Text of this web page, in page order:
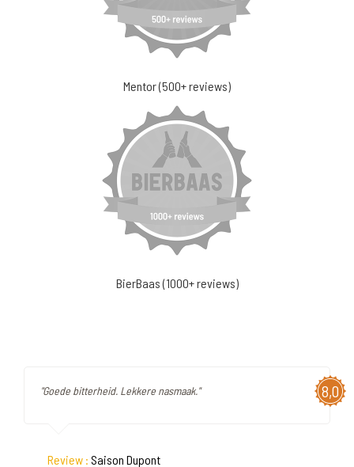
Mentor (500+ reviews)
BierBaas (1000+ reviews)
8,0
"Goede bitterheid. Lekkere nasmaak."
Review : Saison Dupont